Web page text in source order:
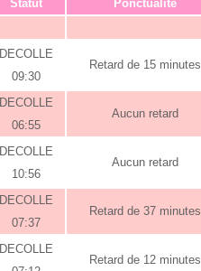
Statut
Ponctualité
DECOLLE
09:30
Retard de 15 minutes
DECOLLE
06:55
Aucun retard
DECOLLE
10:56
Aucun retard
DECOLLE
07:37
Retard de 37 minutes
DECOLLE
Retard de 12 minutes